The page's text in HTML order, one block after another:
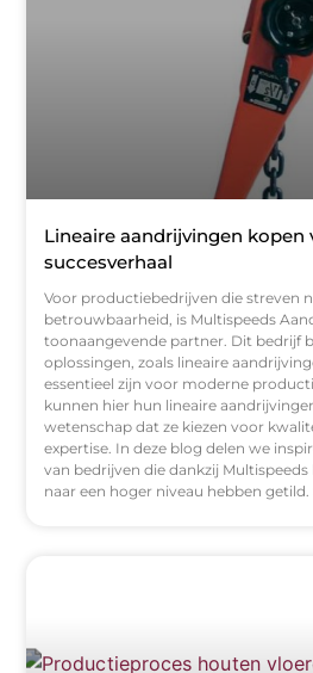
Lineaire aandrijvingen kopen
succesverhaal
Voor productiebedrijven die streven
betrouwbaarheid, is Multispeeds
toonaangevende partner. Dit bedrijf
oplossingen, zoals lineaire
essentieel zijn voor moderne
kunnen hier hun lineaire
wetenschap dat ze kiezen voor
expertise. In deze blog delen we
van bedrijven die dankzij
naar een hoger niveau hebben getild.